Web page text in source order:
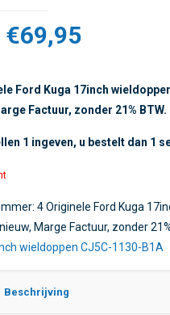
€69,95
Ford Kuga 17inch
Factuur, zonder 21% BTW.
1 ingeven, u bestelt dan 1
4 Originele Ford Kuga
Marge Factuur, zonder
wieldoppen CJ5C-1130-B1A
Beschrijving